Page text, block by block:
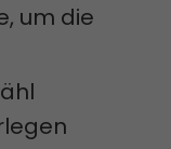
um die